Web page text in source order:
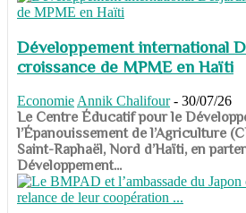
Développement international
croissance de MPME en Haïti
Economie Annik Chalifour - 30/07/26
​​​​​​​Le Centre Éducatif pour le
l’Épanouissement de l’Agriculture
Saint-Raphaël, Nord d’Haïti, en
Développement...